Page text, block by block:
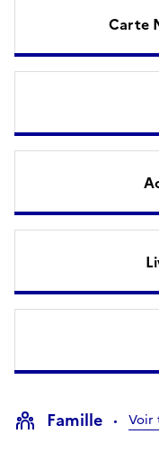
Carte
Famille Voir